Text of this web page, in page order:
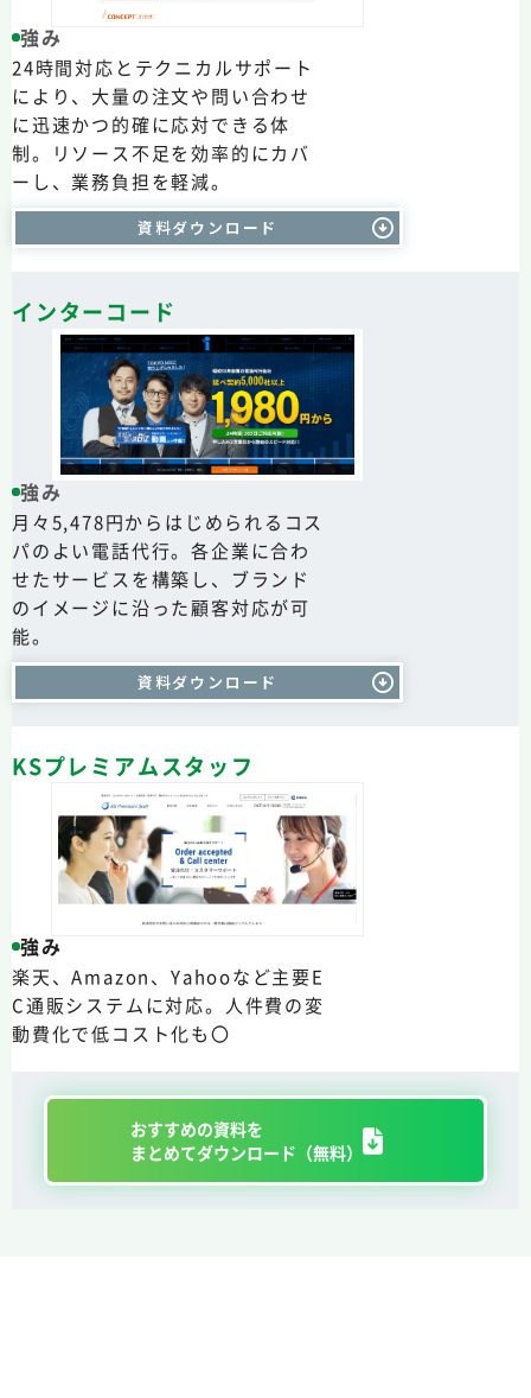
強み
24時間対応とテクニカルサポート
により、大量の注文や問い合わせ
に迅速かつ的確に応対できる体
制。リソース不足を効率的にカバ
ーし、業務負担を軽減。
資料ダウンロード
インターコード
強み
月々5,478円からはじめられるコス
パのよい電話代行。各企業に合わ
せたサービスを構築し、ブランド
のイメージに沿った顧客対応が可
能。
資料ダウンロード
KSプレミアムスタッフ
強み
楽天、Amazon、Yahooなど主要E
C通販システムに対応。人件費の変
動費化で低コスト化も〇
おすすめの資料を
まとめてダウンロード（無料）